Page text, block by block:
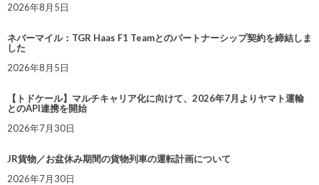
2026年8月5日
ネバーマイル：TGR Haas F1 Teamとのパートナーシップ契約を締結しま
した
2026年8月5日
【トドケール】マルチキャリア化に向けて、2026年7月よりヤマト運輸
とのAPI連携を開始
2026年7月30日
JR貨物／お盆休み期間の貨物列車の運転計画について
2026年7月30日